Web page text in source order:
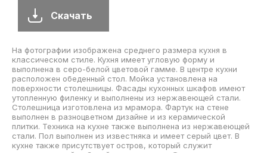
Скачать
На фотографии изображена среднего размера кухня в
классическом стиле. Кухня имеет угловую форму и
выполнена в серо-белой цветовой гамме. В центре кухни
расположен обеденный стол. Мойка установлена на
поверхности столешницы. Фасады кухонных шкафов имеют
утопленную филенку и выполнены из нержавеющей стали.
Столешница изготовлена из мрамора. Фартук на стене
выполнен в разноцветном дизайне и из керамической
плитки. Техника на кухне также выполнена из нержавеющей
стали. Пол выполнен из известняка и имеет серый цвет. В
кухне также присутствует остров, который служит